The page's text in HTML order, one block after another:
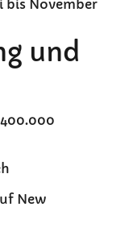
bis November
und
New